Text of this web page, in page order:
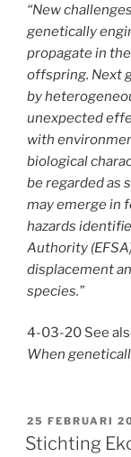
“New
genetically
propagate in
offspring. Next
by
unexpected
with
biological
be regarded as
may emerge in
hazards
Authority
displacement
species.”
4-03-20 See
When
GEPLAATST
OP
25 FEBRUARI
Stichting